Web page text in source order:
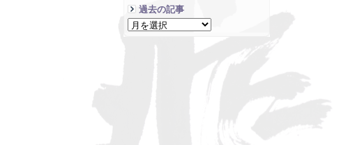
過去の記事